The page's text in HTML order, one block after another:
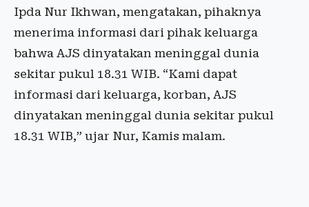
Ipda Nur Ikhwan, mengatakan, pihaknya
menerima informasi dari pihak keluarga
bahwa AJS dinyatakan meninggal dunia
sekitar pukul 18.31 WIB. “Kami dapat
informasi dari keluarga, korban, AJS
dinyatakan meninggal dunia sekitar pukul
18.31 WIB,” ujar Nur, Kamis malam.